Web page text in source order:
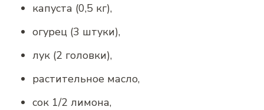
капуста (0,5 кг),
огурец (3 штуки),
лук (2 головки),
растительное масло,
сок 1/2 лимона,